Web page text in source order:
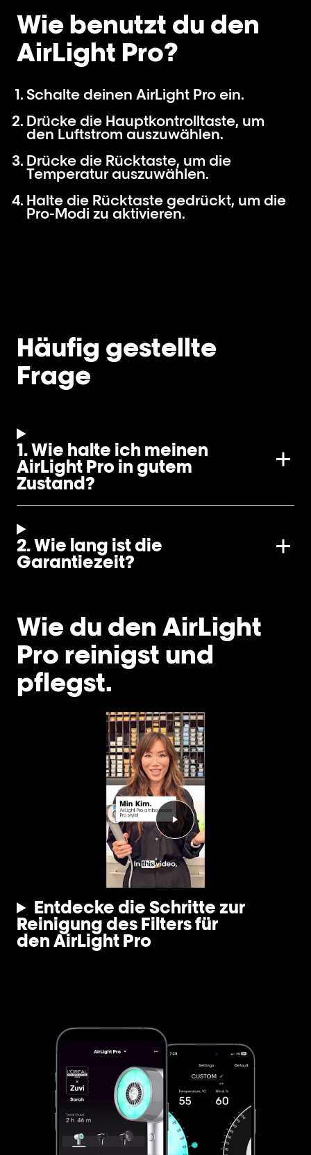
Wie benutzt du den
AirLight Pro?
Schalte deinen AirLight Pro ein.
Drücke die Hauptkontrolltaste, um
den Luftstrom auszuwählen.
Drücke die Rücktaste, um die
Temperatur auszuwählen.
Halte die Rücktaste gedrückt, um die
Pro-Modi zu aktivieren.
Häufig gestellte
Frage
1. Wie halte ich meinen
AirLight Pro in gutem
Zustand?
2. Wie lang ist die
Garantiezeit?
Wie du den AirLight
Pro reinigst und
pflegst.
Video abspielen
Entdecke die Schritte zur
Reinigung des Filters für
den AirLight Pro